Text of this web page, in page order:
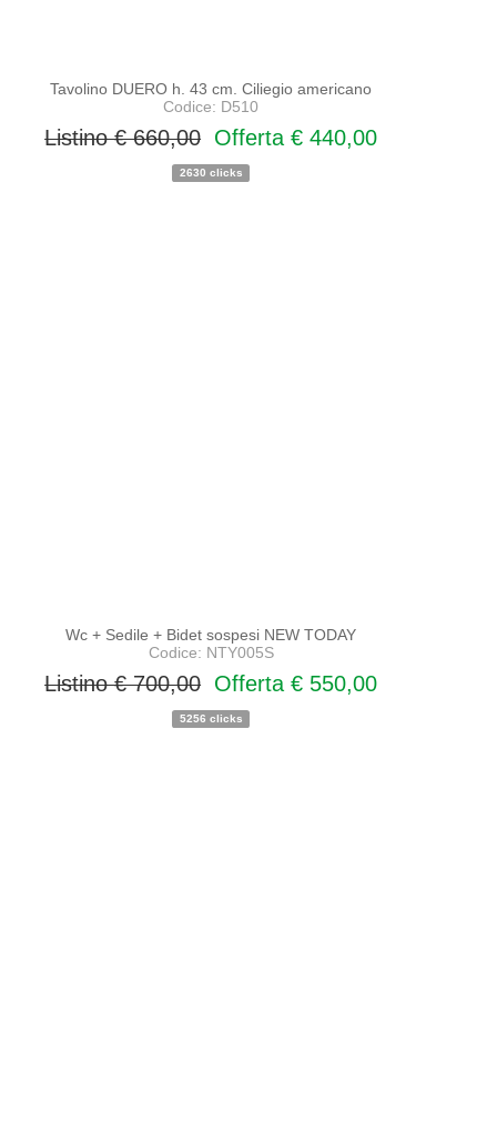
Tavolino DUERO h. 43 cm. Ciliegio americano
Codice: D510
Listino € 660,00 Offerta € 440,00
2630 clicks
Wc + Sedile + Bidet sospesi NEW TODAY
Codice: NTY005S
Listino € 700,00 Offerta € 550,00
5256 clicks